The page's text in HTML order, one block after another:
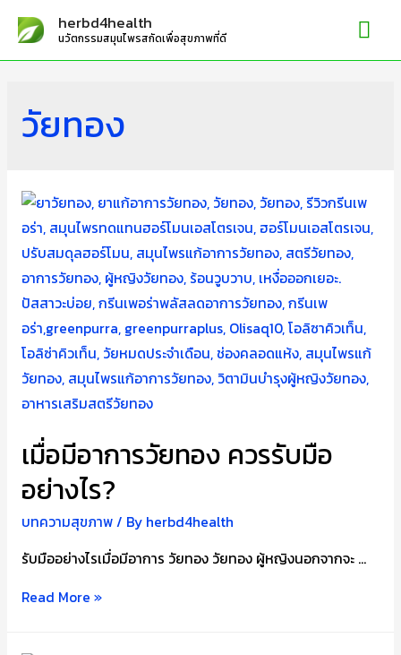
herbd4health
นวัตกรรมสมุนไพรสกัดเพื่อสุขภาพที่ดี
วัยทอง
เมื่อมีอาการวัยทอง ควรรับมือ
อย่างไร?
บทความสุขภาพ/ By herbd4health
รับมืออย่างไรเมื่อมีอาการ วัยทอง วัยทอง ผู้หญิงนอกจากจะ …
เมื่อ
Read More »